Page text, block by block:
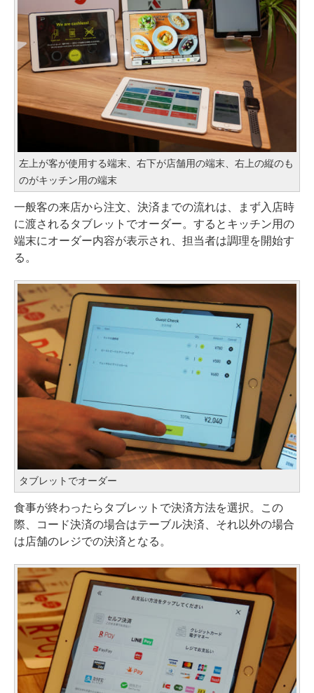
左上が客が使用する端末、右下が店舗用の端末、右上の縦のも
のがキッチン用の端末
一般客の来店から注文、決済までの流れは、まず入店時
に渡されるタブレットでオーダー。するとキッチン用の
端末にオーダー内容が表示され、担当者は調理を開始す
る。
タブレットでオーダー
食事が終わったらタブレットで決済方法を選択。この
際、コード決済の場合はテーブル決済、それ以外の場合
は店舗のレジでの決済となる。